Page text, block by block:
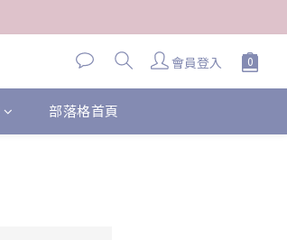
會員登入
部落格首頁